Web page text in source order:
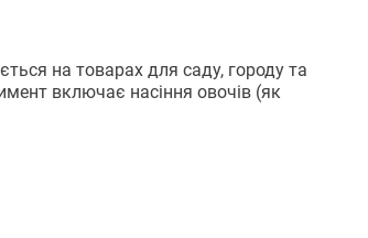
на товарах для саду, городу та
включає насіння овочів (як